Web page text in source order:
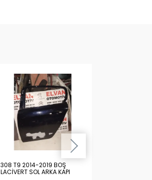
308 T9 2014-2019 BOŞ
LACİVERT SOL ARKA KAPI